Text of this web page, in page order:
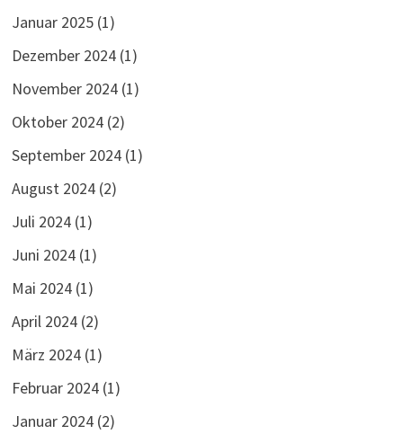
Januar 2025(1)
Dezember 2024(1)
November 2024(1)
Oktober 2024(2)
September 2024(1)
August 2024(2)
Juli 2024(1)
Juni 2024(1)
Mai 2024(1)
April 2024(2)
März 2024(1)
Februar 2024(1)
Januar 2024(2)